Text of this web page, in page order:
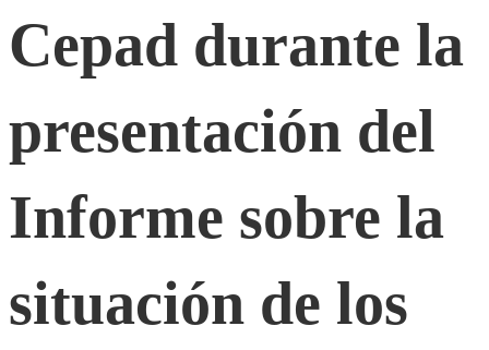
durante
la
presentación
del
Cepad durante la
presentación del
Informe sobre la
situación de los